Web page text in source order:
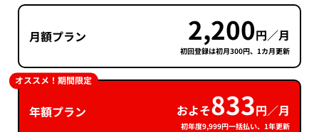
月額プラン 2,200円／月
初回登録は初月300円、1カ月更新
年額プラン およそ833円／月
初年度9,999円一括払い、1年更新
オススメ！期間限定